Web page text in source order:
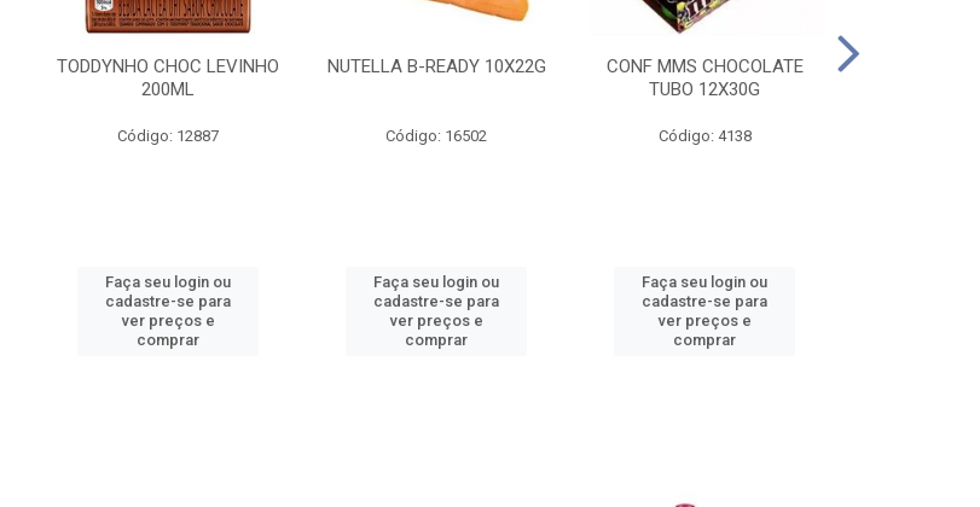
TODDYNHO CHOC LEVINHO
200ML
Código: 12887
Faça seu login ou
cadastre-se para
ver preços e
comprar
NUTELLA B-READY 10X22G
Código: 16502
Faça seu login ou
cadastre-se para
ver preços e
comprar
CONF MMS CHOCOLATE
TUBO 12X30G
Código: 4138
Faça seu login ou
cadastre-se para
ver preços e
comprar